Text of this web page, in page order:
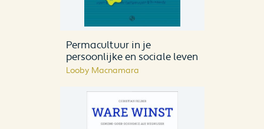
Permacultuur in je
persoonlijke en sociale leven
Looby Macnamara